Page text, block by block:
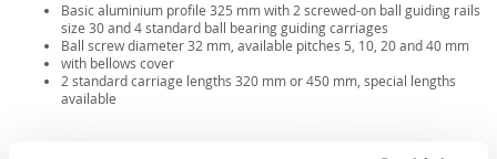
Basic aluminium profile 325 mm with 2 screwed-on ball guiding rails
size 30 and 4 standard ball bearing guiding carriages
Ball screw diameter 32 mm, available pitches 5, 10, 20 and 40 mm
with bellows cover
2 standard carriage lengths 320 mm or 450 mm, special lengths
available